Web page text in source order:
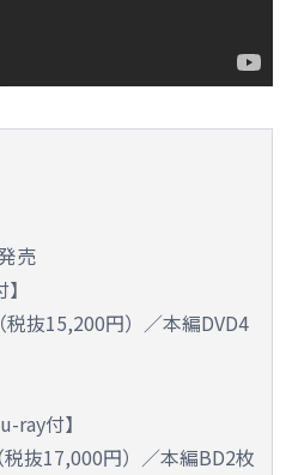
売
抜15,200円）／本編DVD4
ray付】
抜17,000円）／本編BD2枚